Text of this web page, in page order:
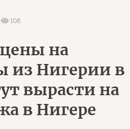
108
на
из Нигерии в
вырасти на
в Нигере